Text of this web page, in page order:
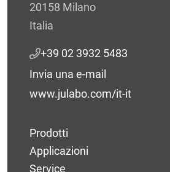
20158 Milano
Italia
+39 02 3932 5483
Invia una e-mail
www.julabo.com/it-it
Prodotti
Applicazioni
Service